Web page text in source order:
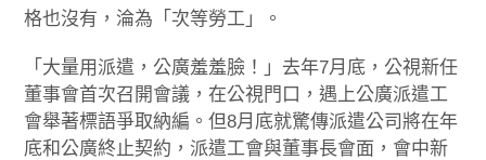
格也沒有，淪為「次等勞工」。
「大量用派遣，公廣羞羞臉！」去年7月底，公視新任
董事會首次召開會議，在公視門口，遇上公廣派遣工
會舉著標語爭取納編。但8月底就驚傳派遣公司將在年
底和公廣終止契約，派遣工會與董事長會面，會中新